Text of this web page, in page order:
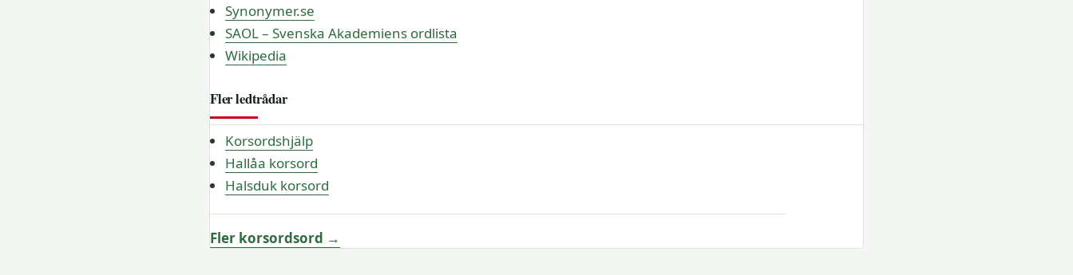
Synonymer.se
SAOL – Svenska Akademiens ordlista
Wikipedia
Fler ledtrådar
Korsordshjälp
Hallåa korsord
Halsduk korsord
Fler korsordsord →